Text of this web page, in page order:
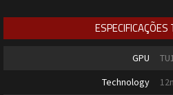
ESPECIFICAÇÕES
GPU
Technology